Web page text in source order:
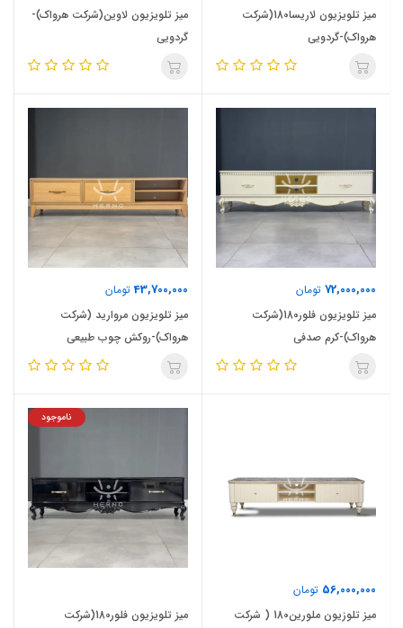
میز تلویزیون لاریسا180(شرکت
هرواک)-گردویی
میز تلویزیون لاوین(شرکت هرواک)-
گردویی
72,000,000 تومان
میز تلویزیون فلور180(شرکت
هرواک)-کرم صدفی
43,700,000تومان
میز تلویزیون مروارید (شرکت
هرواک)-روکش چوب طبیعی
56,000,000 تومان
میز تلوزیون ملورین180 ( شرکت
ناموجود
میز تلویزیون فلور180(شرکت